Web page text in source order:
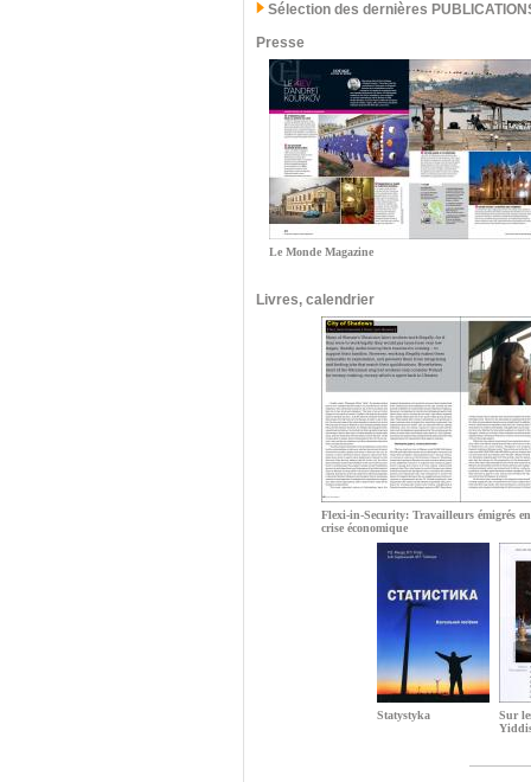
Sélection des dernières
Presse
Le Monde Magazine
Livres, calendrier
Flexi-in-Security: Travailleurs émigrés
crise économique
Statystyka
Sur